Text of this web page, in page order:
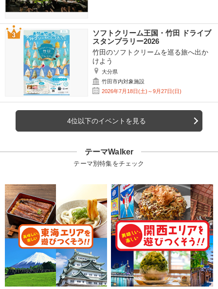
ソフトクリーム王国・竹田 ドライブ
スタンプラリー2026
竹田のソフトクリームを巡る旅へ出か
けよう
大分県
竹田市内対象施設
2026年7月18日(土)～9月27日(日)
4位以下のイベントを見る
テーマWalker
テーマ別特集をチェック